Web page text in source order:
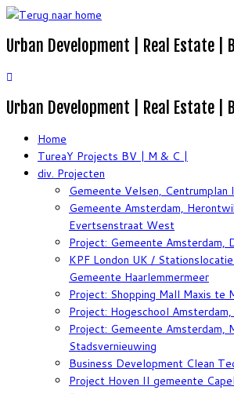
Ga
inhoud
Urban Development | Real Estate |
Urban Development | Real Estate |
Home
TureaY Projects BV | M & C |
div. Projecten
Gemeente Velsen, Centrumplan
Gemeente Amsterdam,
Evertsenstraat West
Project: Gemeente Amsterdam,
KPF London UK /
Gemeente Haarlemmermeer
Project: Shopping Mall Maxis te
Project: Hogeschool
Project: Gemeente Amsterdam,
Stadsvernieuwing
Business Development Clean
Project Hoven II gemeente